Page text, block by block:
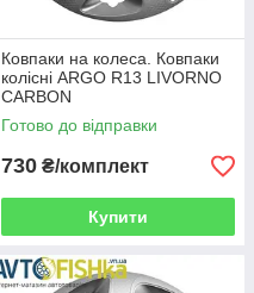
Ковпаки на колеса. Ковпаки
колісні ARGO R13 LIVORNO
CARBON
Готово до відправки
730 ₴/комплект
Купити